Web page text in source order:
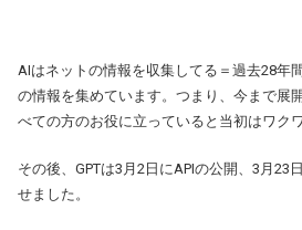
AIはネットの情報を収集してる＝過去28年
の情報を集めています。つまり、今まで展
べての方のお役に立っていると当初はワク
その後、GPTは3月2日にAPIの公開、3月23
せました。